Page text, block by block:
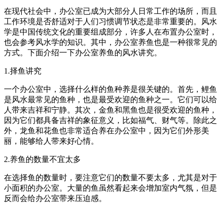
在现代社会中，办公室已成为大部分人日常工作的场所，而且
工作环境是否舒适对于人们习惯调节状态是非常重要的。风水
学是中国传统文化的重要组成部分，许多人在布置办公室时，
也会参考风水学的知识。其中，办公室养鱼也是一种很常见的
方式。下面介绍一下办公室养鱼的风水讲究。
1.择鱼讲究
一个办公室中，选择什么样的鱼种养是很关键的。首先，鲤鱼
是风水最常见的鱼种，也是最受欢迎的鱼种之一。它们可以给
人带来吉祥和宁静。其次，金鱼和黑鱼也是很受欢迎的鱼种，
因为它们都具备吉祥的象征意义，比如福气、财气等。除此之
外，龙鱼和花鱼也非常适合养在办公室中，因为它们外形美
丽，能够给人带来好心情。
2.养鱼的数量不宜太多
在选择鱼的数量时，要注意它们的数量不要太多，尤其是对于
小面积的办公室。大量的鱼虽然看起来会增加室内气氛，但是
反而会给办公室带来压迫感。